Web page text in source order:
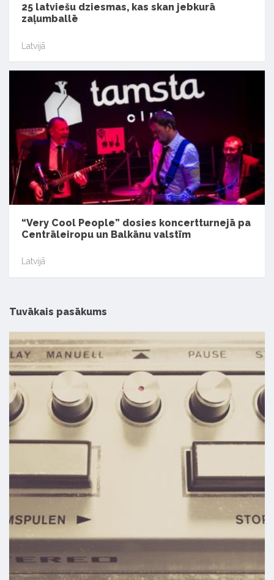
25 latviešu dziesmas, kas skan jebkurā
zaļumballē
Latvijā
“Very Cool People” dosies koncertturnejā pa
Centrāleiropu un Balkānu valstīm
Latvijā
Tuvākais pasākums